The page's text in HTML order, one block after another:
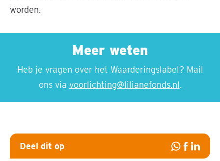
worden.
Meer weten
Heb je vragen over het Waarderingslabel? Mail
ons via voorlichting@lilianefonds.nl.
Deel dit op
DeelDeel
Deel